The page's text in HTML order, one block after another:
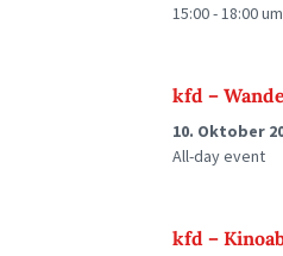
15:00 - 18:00um
kfd –
10. Oktober
All-day event
kfd –